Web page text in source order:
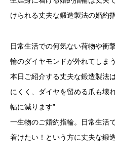
けられる丈夫な鍛造製法の婚約
日常生活での何気ない荷物や衝
輪のダイヤモンドが外れてしま
本日ご紹介する丈夫な鍛造製法
にくく、ダイヤを留める爪も壊
幅に減ります”
一生物のご婚約指輪。日常生活
着けたい！という方に丈夫な鍛